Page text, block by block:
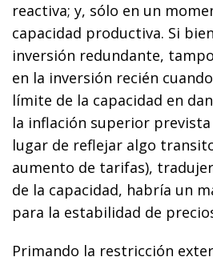
reactiva; y, sólo en un
capacidad productiva. Si
inversión redundante,
en la inversión recién
límite de la capacidad en
la inflación superior prevista
lugar de reflejar algo
aumento de tarifas),
de la capacidad, habría un
para la estabilidad de
Primando la restricción